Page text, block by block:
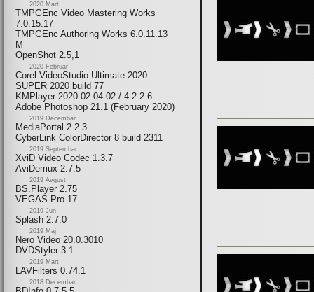
2020 Mart
TMPGEnc Video Mastering Works
7.0.15.17
TMPGEnc Authoring Works 6.0.11.13
M
OpenShot 2.5,1
2020 Februar
Corel VideoStudio Ultimate 2020
SUPER 2020 build 77
KMPlayer 2020.02.04.02 / 4.2.2.6
Adobe Photoshop 21.1 (February 2020)
2019 Decembar
MediaPortal 2.2.3
CyberLink ColorDirector 8 build 2311
2019 Septembar
XviD Video Codec 1.3.7
AviDemux 2.7.5
2019 Avgust
BS.Player 2.75
VEGAS Pro 17
2019 Jun
Splash 2.7.0
2019 Maj
Nero Video 20.0.3010
DVDStyler 3.1
2019 Mart
LAVFilters 0.74.1
2018 Decembar